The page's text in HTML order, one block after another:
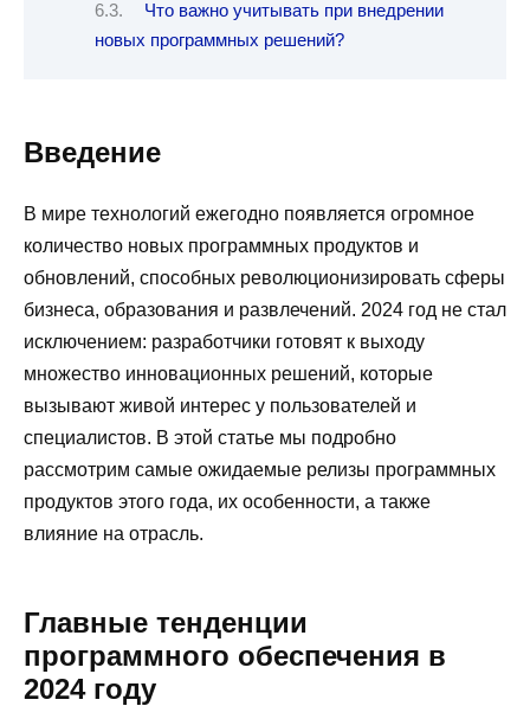
Что важно учитывать при внедрении
новых программных решений?
Введение
В мире технологий ежегодно появляется огромное
количество новых программных продуктов и
обновлений, способных революционизировать сферы
бизнеса, образования и развлечений. 2024 год не стал
исключением: разработчики готовят к выходу
множество инновационных решений, которые
вызывают живой интерес у пользователей и
специалистов. В этой статье мы подробно
рассмотрим самые ожидаемые релизы программных
продуктов этого года, их особенности, а также
влияние на отрасль.
Главные тенденции
программного обеспечения в
2024 году